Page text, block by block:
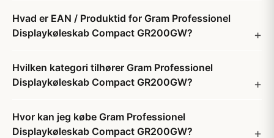
Hvad er EAN / Produktid for Gram Professionel
Displaykøleskab Compact GR200GW?
Hvilken kategori tilhører Gram Professionel
Displaykøleskab Compact GR200GW?
Hvor kan jeg købe Gram Professionel
Displaykøleskab Compact GR200GW?